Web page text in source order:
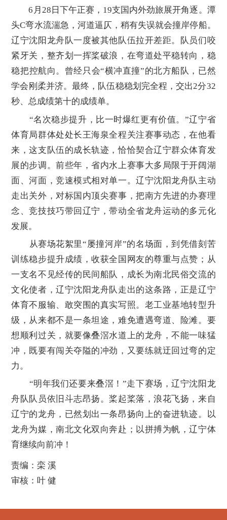
6月28日下午正赛，19支国内外劲旅展开角逐。潭
头C弯水流湍急，河道逼仄，稍有失误就会撞岸停船。
辽宁沈阳龙舟队一度被其他队伍拉开差距。队员们咬
紧牙关，整齐划一挥桨破浪，在弯道处平稳转向，稳
稳把控航向。曾经只会“横冲直撞”的北方船队，已然
学会刚柔并济。最终，队伍稳稳划完全程，交出2分32
秒、总成绩第十的成绩单。
“名次稳步提升，比一时爆红更有价值。”辽宁省
体育局群体处处长王海泉全程关注赛事动态，在他看
来，这支队伍的成长轨迹，恰恰契合辽宁群众体育发
展的步调。前些年，省内水上赛事大多局限于开阔湖
面、河面，竞速模式相对单一。辽宁沈阳龙舟队主动
走出关外，对标国内顶尖赛事，把南方先进的办赛理
念、竞技技巧带回辽宁，带动全省龙舟运动的多元化
发展。
从赛场花絮里“屡撞河岸”的名场面，到凭借刻苦
训练稳步提升成绩，收获全国网友的尊重与点赞；从
一支名不见经传的民间船队，成长为南北民俗交流的
文化使者，辽宁沈阳龙舟队走出的这条路，正是辽宁
体育不服输、敢突围的真实写照。老工业基地转型升
级，从来都不是一条坦途，难免遭遇弯道、险滩。要
想顺利过关，就要像叠滘水道上的龙舟，不能一味猛
冲，既要有闯关夺隘的冲劲，又要练就迂回过弯的定
力。
“明年我们还要来叠滘！”走下赛场，辽宁沈阳龙
舟队队员依旧斗志昂扬。桨起桨落，浪花飞扬，来自
辽宁的龙舟，已然划出一条昂扬向上的奋进轨迹。以
龙舟为媒，南北文化双向奔赴；以拼搏为帆，辽宁体
育继续向前冲！
责编：栾 溪
审核：叶 健